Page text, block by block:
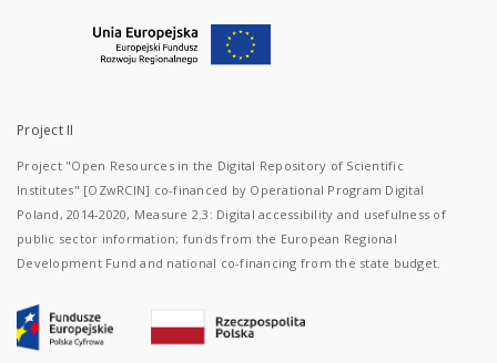
Project II
Project "Open Resources in the Digital Repository of Scientific
Institutes" [OZwRCIN] co-financed by Operational Program Digital
Poland, 2014-2020, Measure 2.3: Digital accessibility and usefulness of
public sector information; funds from the European Regional
Development Fund and national co-financing from the state budget.